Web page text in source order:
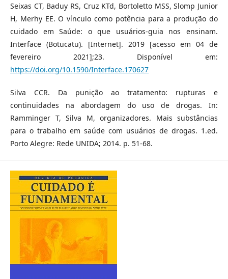
Seixas CT, Baduy RS, Cruz KTd, Bortoletto MSS, Slomp Junior
H, Merhy EE. O vínculo como potência para a produção do
cuidado em Saúde: o que usuários-guia nos ensinam.
Interface (Botucatu). [Internet]. 2019 [acesso em 04 de
fevereiro 2021];23. Disponível em:
https://doi.org/10.1590/Interface.170627
Silva CCR. Da punição ao tratamento: rupturas e
continuidades na abordagem do uso de drogas. In:
Ramminger T, Silva M, organizadores. Mais substâncias
para o trabalho em saúde com usuários de drogas. 1.ed.
Porto Alegre: Rede UNIDA; 2014. p. 51-68.